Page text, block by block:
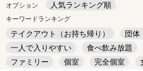
オプション 人気ランキング順
キーワードランキング
テイクアウト（お持ち帰り）
団体
一人で入りやすい
食べ飲み放題
ファミリー
個室 完全個室